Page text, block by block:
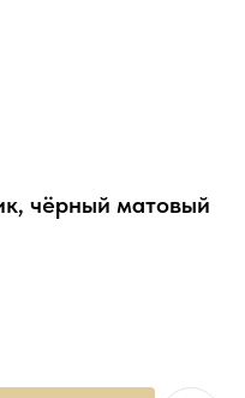
чёрный матовый